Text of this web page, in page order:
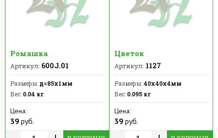
Ромашка
Артикул: 600J.01
Размеры: д=85х1мм
Вес: 0.04 кг
Цена:
39 руб.
Цветок
Артикул: 1127
Размеры:40х40х4мм
Вес:0.095 кг
Цена:
39руб.